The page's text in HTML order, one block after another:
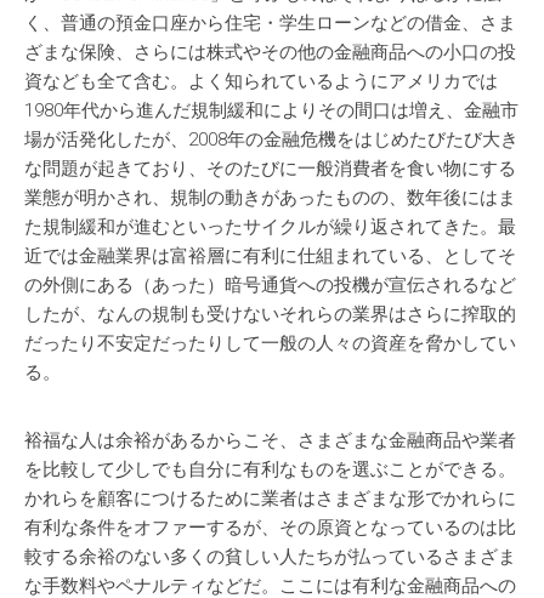
く、普通の預金口座から住宅・学生ローンなどの借金、さま
ざまな保険、さらには株式やその他の金融商品への小口の投
資なども全て含む。よく知られているようにアメリカでは
1980年代から進んだ規制緩和によりその間口は増え、金融市
場が活発化したが、2008年の金融危機をはじめたびたび大き
な問題が起きており、そのたびに一般消費者を食い物にする
業態が明かされ、規制の動きがあったものの、数年後にはま
た規制緩和が進むといったサイクルが繰り返されてきた。最
近では金融業界は富裕層に有利に仕組まれている、としてそ
の外側にある（あった）暗号通貨への投機が宣伝されるなど
したが、なんの規制も受けないそれらの業界はさらに搾取的
だったり不安定だったりして一般の人々の資産を脅かしてい
る。
裕福な人は余裕があるからこそ、さまざまな金融商品や業者
を比較して少しでも自分に有利なものを選ぶことができる。
かれらを顧客につけるために業者はさまざまな形でかれらに
有利な条件をオファーするが、その原資となっているのは比
較する余裕のない多くの貧しい人たちが払っているさまざま
な手数料やペナルティなどだ。ここには有利な金融商品への